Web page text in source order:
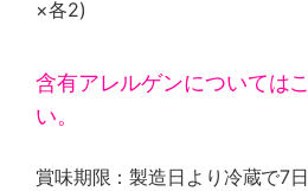
×各2)
含有アレルゲンについては
い。
賞味期限：製造日より冷蔵で7